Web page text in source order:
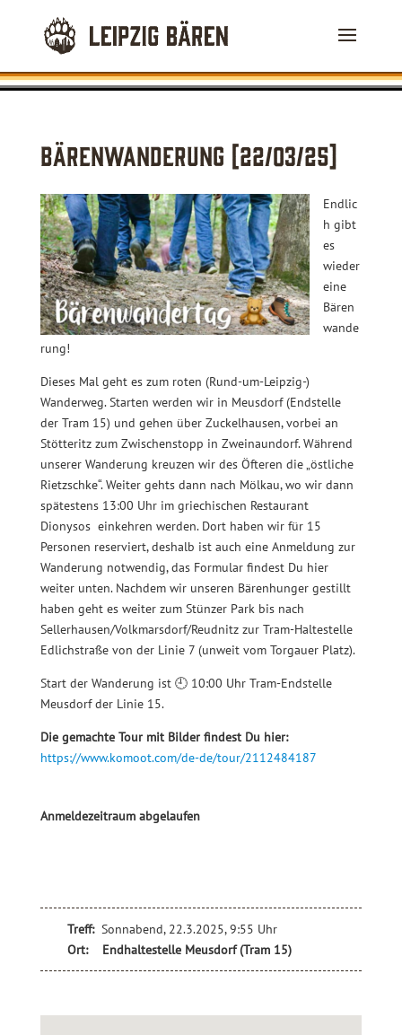
Bärenwanderung​ [22/03/25]
Endlic
h gibt
es
wieder
eine
Bären
wande
rung!
Dieses Mal geht es zum roten (Rund-um-Leipzig-)
Wanderweg. Starten werden wir in Meusdorf (Endstelle
der Tram 15) und gehen über Zuckelhausen, vorbei an
Stötteritz zum Zwischenstopp in Zweinaundorf. Während
unserer Wanderung kreuzen wir des Öfteren die „östliche
Rietzschke“. Weiter gehts dann nach Mölkau, wo wir dann
spätestens 13:00 Uhr im griechischen Restaurant
Dionysos einkehren werden. Dort haben wir für 15
Personen reserviert, deshalb ist auch eine Anmeldung zur
Wanderung notwendig, das Formular findest Du hier
weiter unten. Nachdem wir unseren Bärenhunger gestillt
haben geht es weiter zum Stünzer Park bis nach
Sellerhausen/Volkmarsdorf/Reudnitz zur Tram-Haltestelle
Edlichstraße von der Linie 7 (unweit vom Torgauer Platz).
​Start der Wanderung ist 🕘10:00 Uhr Tram-Endstelle
Meusdorf der Linie 15.
Die gemachte Tour mit Bilder findest Du hier:
https://www.komoot.com/de-de/tour/2112484187
Anmeldezeitraum abgelaufen
Treff: Sonnabend, 22.3.2025, 9:55 Uhr
Ort:
Endhaltestelle Meusdorf (Tram 15)